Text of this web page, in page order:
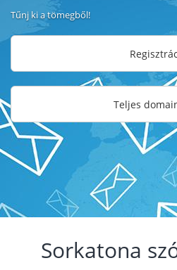
Tűnj ki a tömegből!
Teljes
Sorkatona